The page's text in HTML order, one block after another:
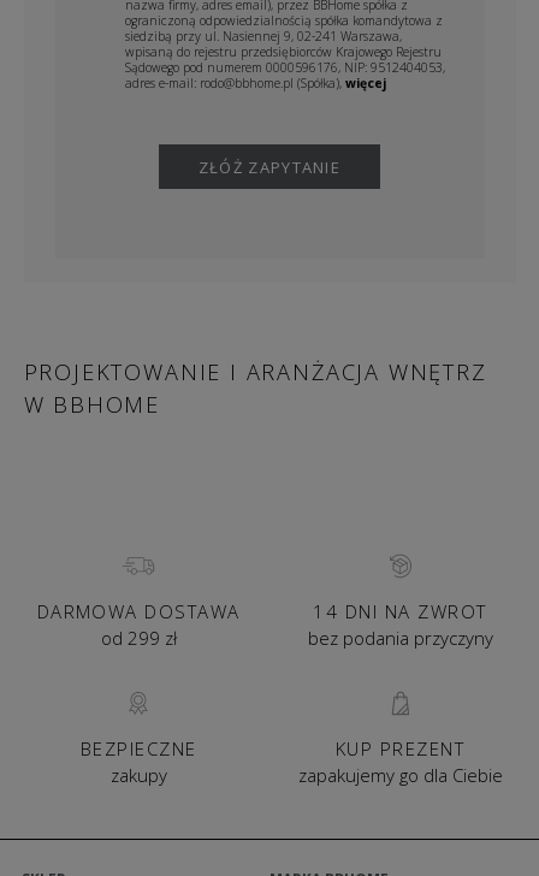
nazwa firmy, adres email), przez BBHome spółka z
ograniczoną odpowiedzialnością spółka komandytowa z
siedzibą przy ul. Nasiennej 9, 02-241 Warszawa,
wpisaną do rejestru przedsiębiorców Krajowego Rejestru
Sądowego pod numerem 0000596176, NIP: 9512404053,
adres e-mail: rodo@bbhome.pl (Spółka),więcej
PROJEKTOWANIE I ARANŻACJA WNĘTRZ
W BBHOME
DARMOWA DOSTAWA
od 299 zł
14 DNI NA ZWROT
bez podania przyczyny
BEZPIECZNE
zakupy
KUP PREZENT
zapakujemy go dla Ciebie